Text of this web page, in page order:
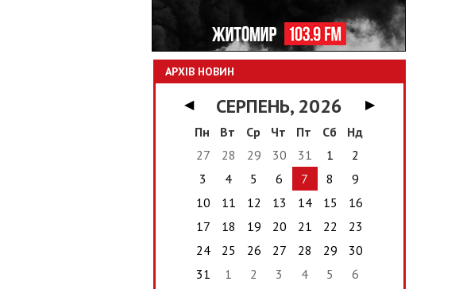
АРХІВ НОВИН
◀ СЕРПЕНЬ, 2026
▶
Пн
Вт Ср Чт Пт Сб
Нд
27
28 29 30 31 1
2
3
4 5 6 7 8
9
10
11 12 13 14 15
16
17
18 19 20 21 22
23
24
25 26 27 28 29
30
31
1 2 3 4 5 6